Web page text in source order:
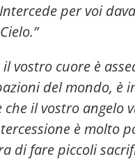
per voi
il vostro cuore è
del mondo, è
il vostro angelo
è molto
di fare piccoli